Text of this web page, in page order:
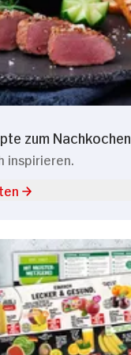
zum Nachkochen
inspirieren.